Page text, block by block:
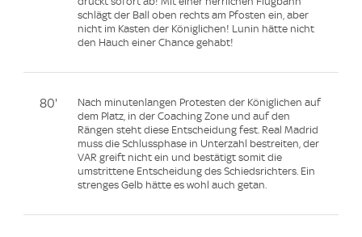
schlägt der Ball oben rechts am Pfosten ein, aber
nicht im Kasten der Königlichen! Lunin hätte nicht
den Hauch einer Chance gehabt!
80'
Nach minutenlangen Protesten der Königlichen auf
dem Platz, in der Coaching Zone und auf den
Rängen steht diese Entscheidung fest. Real Madrid
muss die Schlussphase in Unterzahl bestreiten, der
VAR greift nicht ein und bestätigt somit die
umstrittene Entscheidung des Schiedsrichters. Ein
strenges Gelb hätte es wohl auch getan.